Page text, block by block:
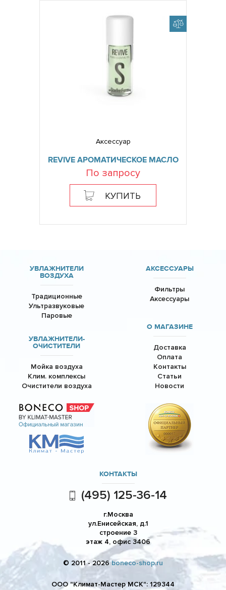
Аксессуар
REVIVE АРОМАТИЧЕСКОЕ МАСЛО
По запросу
КУПИТЬ
УВЛАЖНИТЕЛИ
ВОЗДУХА
Традиционные
Ультразвуковые
Паровые
УВЛАЖНИТЕЛИ-
ОЧИСТИТЕЛИ
Мойка воздуха
Клим. комплексы
Очистители воздуха
АКСЕССУАРЫ
Фильтры
Аксессуары
О МАГАЗИНЕ
Доставка
Оплата
Контакты
Статьи
Новости
КОНТАКТЫ
(495) 125-36-14
г.Москва
ул.Енисейская, д.1
строение 3
этаж 4, офис 3406
© 2011 - 2026boneco-shop.ru
ООО "Климат-Мастер МСК": 129344